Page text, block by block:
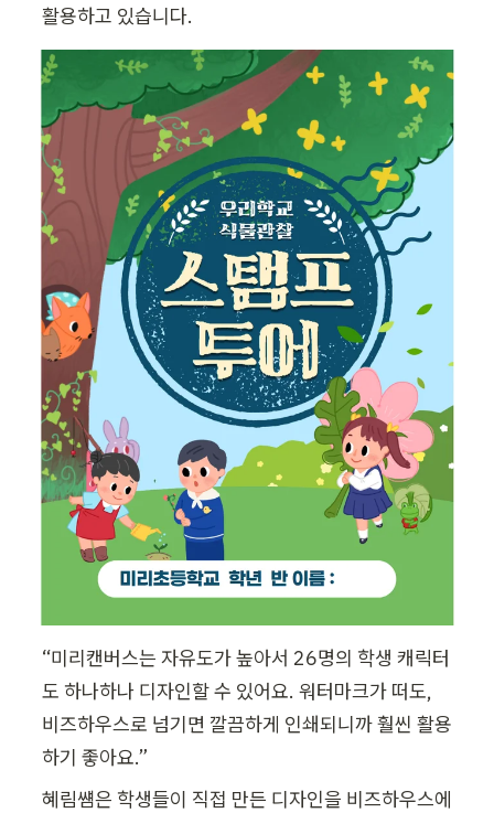
활용하고 있습니다.
“미리캔버스는 자유도가 높아서 26명의 학생 캐릭터
도 하나하나 디자인할 수 있어요. 워터마크가 떠도,
비즈하우스로 넘기면 깔끔하게 인쇄되니까 훨씬 활용
하기 좋아요.”
혜림썜은 학생들이 직접 만든 디자인을 비즈하우스에